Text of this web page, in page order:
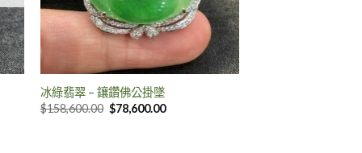
冰綠翡翠 – 鑲鑽佛公掛墜
$158,600.00 $78,600.00